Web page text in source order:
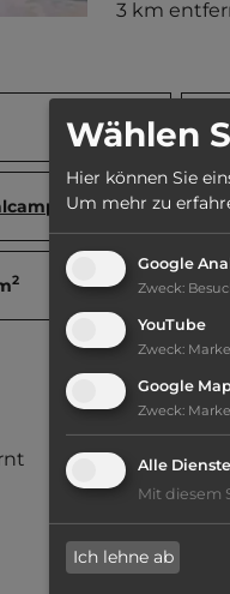
3 km
2
Wählen
Hier können Sie
Um mehr zu
Google
Zweck:
YouTube
Zweck:
Google
Zweck:
Alle
Mit diesem
Ich lehne ab